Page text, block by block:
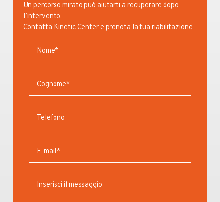
Un percorso mirato può aiutarti a recuperare dopo
l’intervento.
Contatta Kinetic Center e prenota la tua riabilitazione.